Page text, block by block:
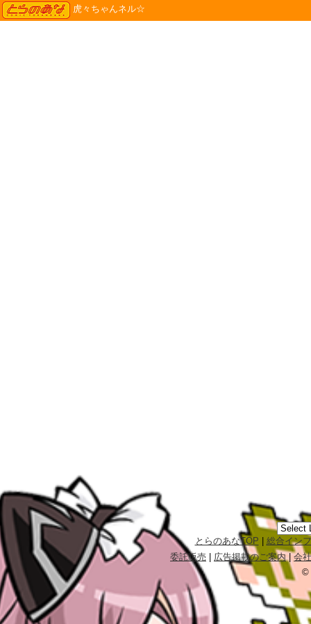
TORANOANA
虎々ちゃんネル☆
とらのあなTOP
総合イン
委託販売
広告掲載のご案内|会
©